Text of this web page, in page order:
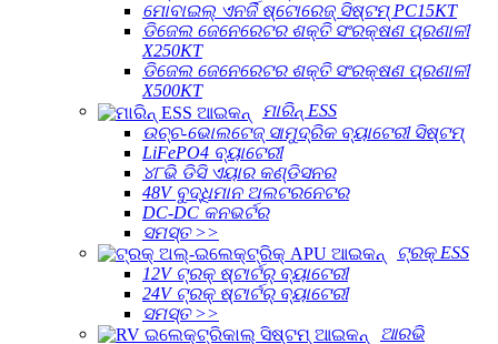
ମୋବାଇଲ୍ ଏନର୍ଜି ଷ୍ଟୋରେଜ୍ ସିଷ୍ଟମ୍ PC15KT
ଡିଜେଲ ଜେନେରେଟର ଶକ୍ତି ସଂରକ୍ଷଣ ପ୍ରଣାଳୀ
X250KT
ଡିଜେଲ ଜେନେରେଟର ଶକ୍ତି ସଂରକ୍ଷଣ ପ୍ରଣାଳୀ
X500KT
ମାରିନ୍ ESS
ଉଚ୍ଚ-ଭୋଲଟେଜ୍ ସାମୁଦ୍ରିକ ବ୍ୟାଟେରୀ ସିଷ୍ଟମ୍
LiFePO4 ବ୍ୟାଟେରୀ
୪୮ଭି ଡିସି ଏୟାର କଣ୍ଡିସନର
48V ବୁଦ୍ଧିମାନ ଅଲଟରନେଟର
DC-DC କନଭର୍ଟର
ସମସ୍ତ >>
ଟ୍ରକ୍ ESS
12V ଟ୍ରକ୍ ଷ୍ଟାର୍ଟର୍ ବ୍ୟାଟେରୀ
24V ଟ୍ରକ୍ ଷ୍ଟାର୍ଟର୍ ବ୍ୟାଟେରୀ
ସମସ୍ତ >>
ଆରଭି